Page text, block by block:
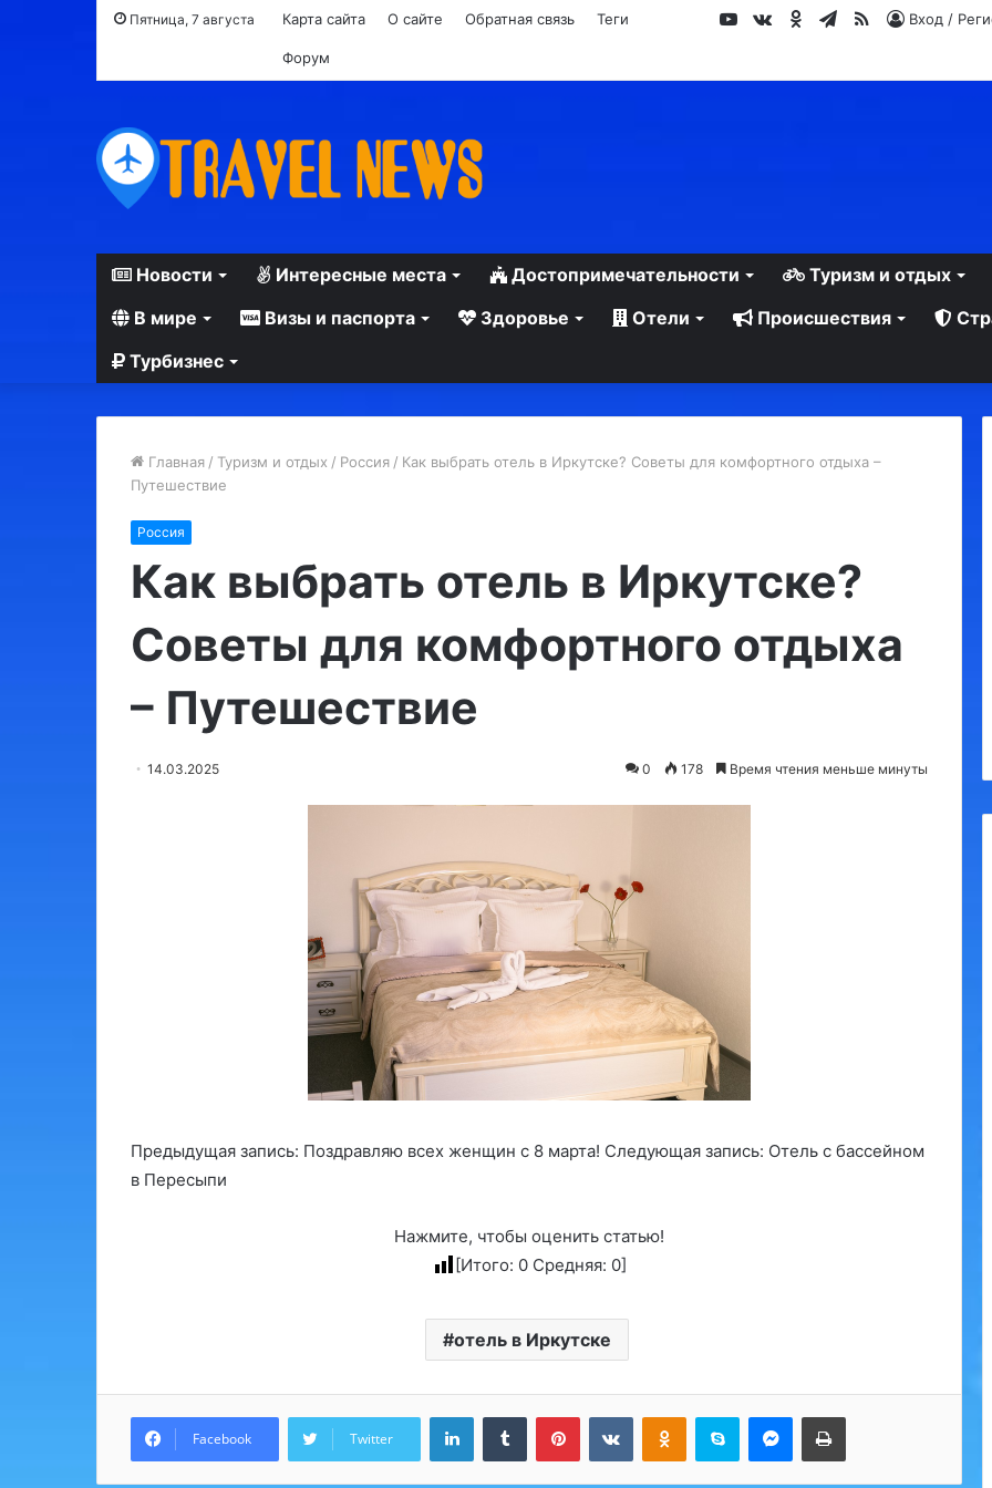
Пятница, 7 августа Карта сайта О сайте Обратная связь Теги
Форум
Вход /
RSS
Telegram
Одноклассники
vk.com
YouTube
Новости Интересные места Достопримечательности Туризм и отдых
В мире
Визы и паспорта Здоровье Отели Происшествия
Турбизнес
Главная / Туризм и отдых / Россия / Как выбрать отель в Иркутске? Советы для комфортного отдыха –
Путешествие
Россия
Как выбрать отель в Иркутске?
Советы для комфортного отдыха
– Путешествие
14.03.2025 0 178 Время чтения меньше минуты
Предыдущая запись: Поздравляю всех женщин с 8 марта! Следующая запись: Отель с бассейном
в Пересыпи
Нажмите, чтобы оценить статью!
[Итого: 0Средняя: 0]
отель в Иркутске
Facebook Twitter
LinkedInTumblr PinterestВконтактеОдноклассники
Skype MessengerПечатать
для
Израиль: места, обязательные
для посещения